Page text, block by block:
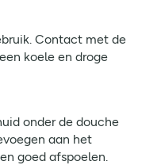
Contact met de
koele en droge
onder de douche
aan het
goed afspoelen.